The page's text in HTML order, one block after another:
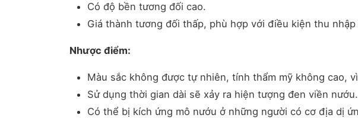
Có độ bền tương đối cao.
Giá thành tương đối thấp, phù hợp với điều kiện thu
Nhược điểm:
Màu sắc không được tự nhiên, tính thẩm mỹ không cao,
Sử dụng thời gian dài sẽ xảy ra hiện tượng đen viền nướu.
Có thể bị kích ứng mô nướu ở những người có cơ địa dị